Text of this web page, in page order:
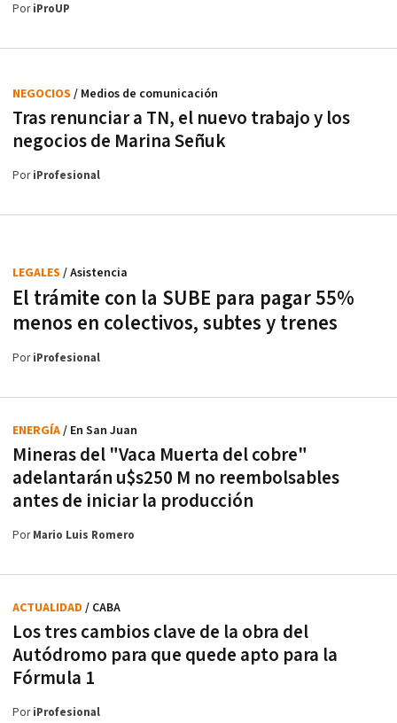
PoriProUP
Tras renunciar a TN, el nuevo trabajo y los
negocios de Marina Señuk
NEGOCIOS / Medios de comunicación
PoriProfesional
El trámite con la SUBE para pagar 55%
menos en colectivos, subtes y trenes
LEGALES / Asistencia
PoriProfesional
Mineras del "Vaca Muerta del cobre"
adelantarán u$s250 M no reembolsables
antes de iniciar la producción
ENERGÍA/ En San Juan
PorMario Luis Romero
Los tres cambios clave de la obra del
Autódromo para que quede apto para la
Fórmula 1
ACTUALIDAD / CABA
PoriProfesional